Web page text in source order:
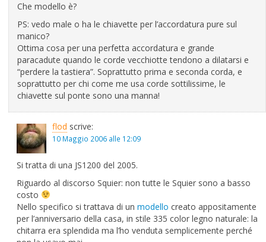
Che modello è?
PS: vedo male o ha le chiavette per l’accordatura pure sul
manico?
Ottima cosa per una perfetta accordatura e grande
paracadute quando le corde vecchiotte tendono a dilatarsi e
“perdere la tastiera”. Soprattutto prima e seconda corda, e
soprattutto per chi come me usa corde sottilissime, le
chiavette sul ponte sono una manna!
flod scrive:
10 Maggio 2006 alle 12:09
Si tratta di una JS1200 del 2005.
Riguardo al discorso Squier: non tutte le Squier sono a basso
costo
Nello specifico si trattava di un modello creato appositamente
per l’anniversario della casa, in stile 335 color legno naturale: la
chitarra era splendida ma l’ho venduta semplicemente perché